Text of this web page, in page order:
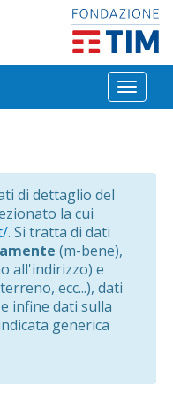
Toggle
di dettaglio del
la cui
. Si tratta di dati
(m-bene),
all'indirizzo) e
ecc...), dati
infine dati sulla
generica